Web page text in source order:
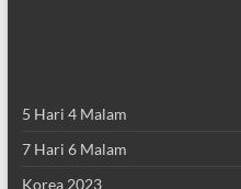
5 Hari 4 Malam
7 Hari 6 Malam
Korea 2023